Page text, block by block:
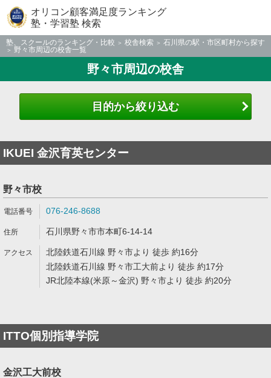
オリコン顧客満足度ランキング
塾・学習塾 検索
塾、スクールのランキング・比較 校舎検索
石川県の駅・市区町村から探す
野々市周辺の校舎一覧
野々市周辺の校舎
目的から絞り込む
IKUEI 金沢育英センター
野々市校
076-246-8688
石川県野々市市本町6-14-14
北陸鉄道石川線 野々市より 徒歩 約16分
北陸鉄道石川線 野々市工大前より 徒歩 約17分
JR北陸本線(米原～金沢) 野々市より 徒歩 約20分
ITTO個別指導学院
金沢工大前校